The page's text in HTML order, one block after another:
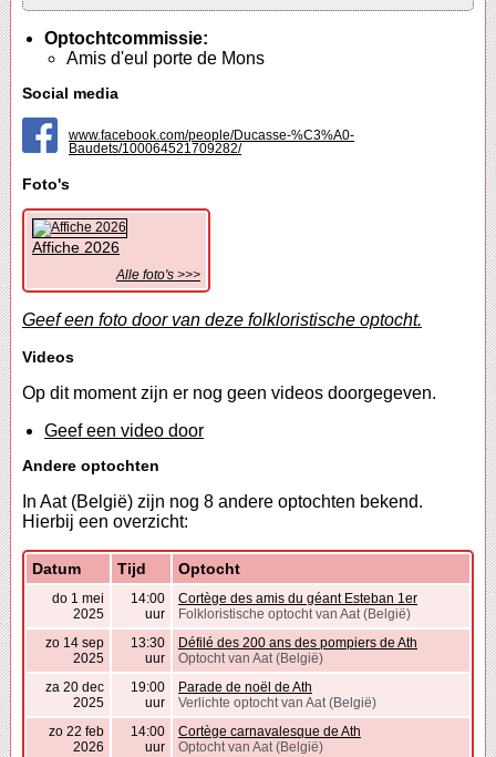
Optochtcommissie:
Amis d'eul porte de Mons
Social media
www.facebook.com/people/Ducasse-%C3%A0-
Baudets/100064521709282/
Foto's
Affiche 2026
Alle foto's >>>
Geef een foto door van deze folkloristische optocht.
Videos
Op dit moment zijn er nog geen videos doorgegeven.
Geef een video door
Andere optochten
In Aat (België) zijn nog 8 andere optochten bekend.
Hierbij een overzicht:
Datum Tijd Optocht
do 1 mei
2025
14:00
uur
Cortège des amis du géant Esteban 1er
Folkloristische optocht van Aat (België)
zo 14 sep
2025
13:30
uur
Défilé des 200 ans des pompiers de Ath
Optocht van Aat (België)
za 20 dec
2025
19:00
uur
Parade de noël de Ath
Verlichte optocht van Aat (België)
zo 22 feb
2026
14:00
uur
Cortège carnavalesque de Ath
Optocht van Aat (België)